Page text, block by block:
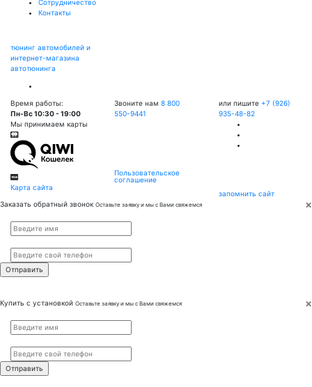
Сотрудничество
Контакты
тюнинг автомобилей и
интернет-магазина
автотюнинга
Время работы:
Пн-Вс 10:30 - 19:00
Мы принимаем карты
Карта сайта
Звоните нам 8 800
550-9441
Пользовательское
соглашение
или пишите +7 (926)
935-48-82
запомнить сайт
×
Заказать обратный звонок Оставьте заявку и мы с Вами свяжемся
×
Купить с установкой Оставьте заявку и мы с Вами свяжемся